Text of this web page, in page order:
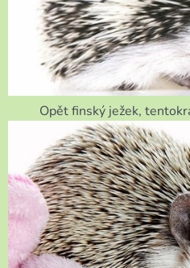
Opět finský ježek,